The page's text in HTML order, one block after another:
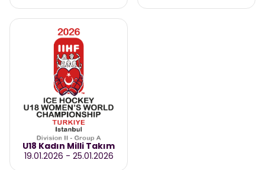
U18 Kadın Milli Takım
19.01.2026 - 25.01.2026